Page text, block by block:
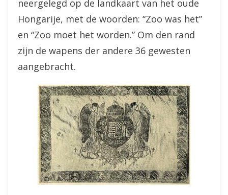
neergelegd op de landkaart van het oude
Hongarije, met de woorden: “Zoo was het”
en “Zoo moet het worden.” Om den rand
zijn de wapens der andere 36 gewesten
aangebracht.